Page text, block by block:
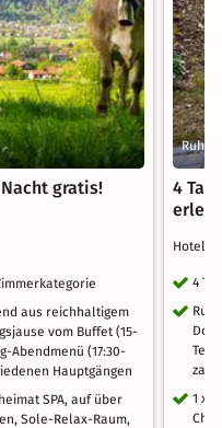
gratis!
aus reichhaltigem
vom Buffet (15-
Abendmenü (17:30-
Hauptgängen
SPA, auf über
Sole-Relax-Raum,
4
Hotel
4
1 x